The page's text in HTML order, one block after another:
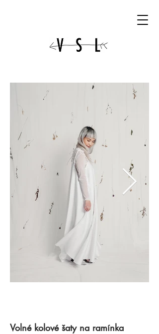
Volné kolové šaty na ramínka